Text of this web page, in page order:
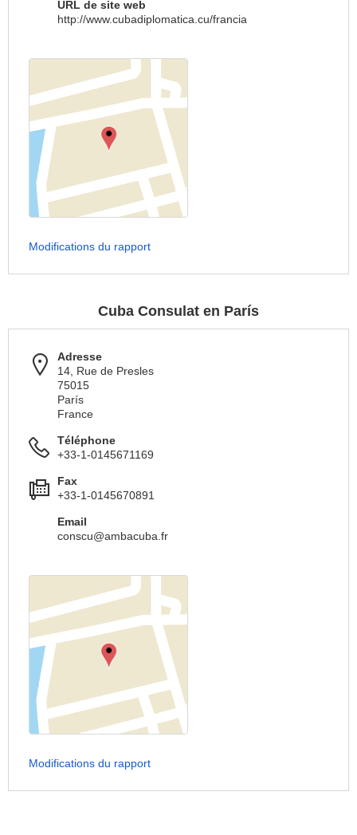
URL de site web
http://www.cubadiplomatica.cu/francia
Modifications du rapport
Cuba Consulat en París
Adresse
14, Rue de Presles
75015
París
France
Téléphone
+33-1-0145671169
Fax
+33-1-0145670891
Email
conscu@ambacuba.fr
Modifications du rapport